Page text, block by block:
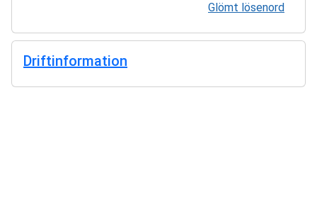
Glömt lösenord
Driftinformation